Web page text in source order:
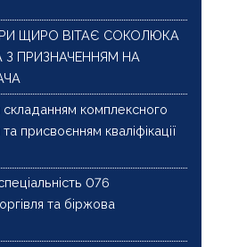
ЩИРО ВІТАЄ СОКОЛЮКА
З ПРИЗНАЧЕННЯМ НА
складанням комплексного
присвоєнням кваліфікації
076
та біржова